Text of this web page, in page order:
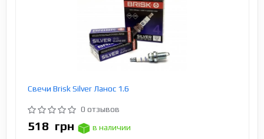
Свечи Brisk Silver Ланос 1.6
0 отзывов
518 грн
в наличии